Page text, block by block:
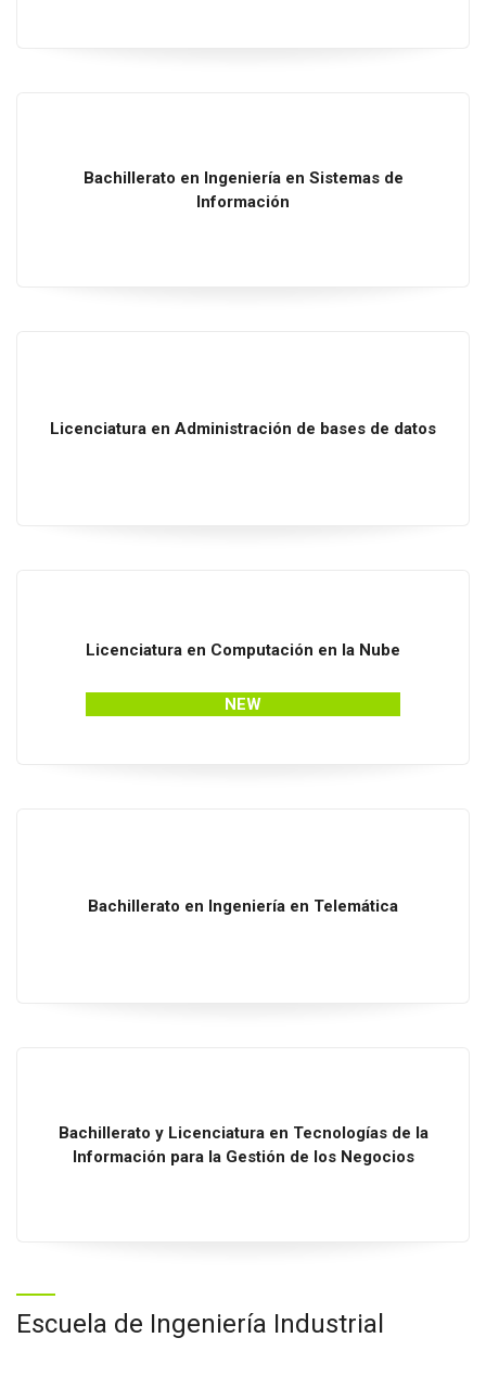
Bachillerato en Ingeniería en Sistemas de
Información
Licenciatura en Administración de bases de datos
Licenciatura en Computación en la Nube
NEW
Bachillerato en Ingeniería en Telemática
Bachillerato yLicenciatura en Tecnologías de la
Información para la Gestión de los Negocios
Escuela de Ingeniería Industrial